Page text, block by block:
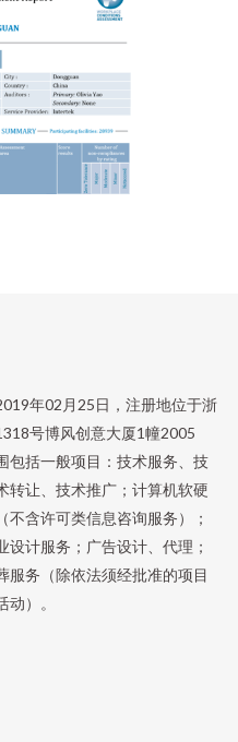
年02月25日，注册地位于浙
号博风创意大厦1幢2005
包括一般项目：技术服务、技
转让、技术推广；计算机软硬
含许可类信息咨询服务）；
计服务；广告设计、代理；
服务（除依法须经批准的项目
）。